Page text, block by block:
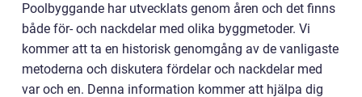
Poolbyggande har utvecklats genom åren och det finns
både för- och nackdelar med olika byggmetoder. Vi
kommer att ta en historisk genomgång av de vanligaste
metoderna och diskutera fördelar och nackdelar med
var och en. Denna information kommer att hjälpa dig